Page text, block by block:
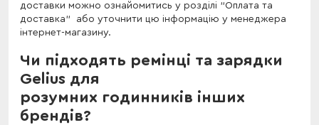
доставки можно ознайомитись у розділі "Оплата та
доставка" або уточнити цю інформацію у менеджера
інтернет-магазину.
Чи підходять ремінці та зарядки
Gelius для
розумних годинників інших
брендів?